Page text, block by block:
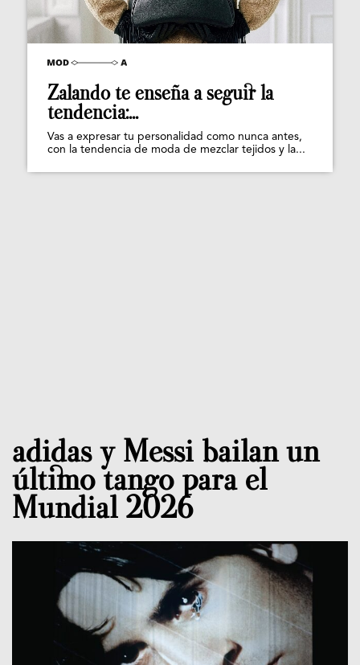
Zalando te enseña a seguir la
tendencia:...
Vas a expresar tu personalidad como nunca antes,
con la tendencia de moda de mezclar tejidos y la...
adidas y Messi bailan un
último tango para el
Mundial 2026